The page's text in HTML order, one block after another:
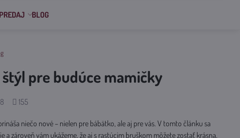
BLOG
pre budúce mamičky
Počet
155
niečo nové – nielen pre bábätko, ale aj pre vás. V tomto článku sa
zároveň vám ukážeme, že aj s rastúcim bruškom môžete zostať krásna,